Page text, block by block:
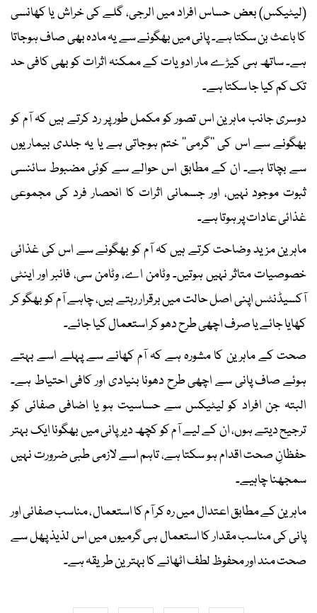
(لیٹیکس) بعض حساس افراد میں الرجی، گلے کی خراش یا کھانسی
کا باعث بن سکتا ہے۔ پانی میں بھگونے سے یہ مادہ بھی صاف ہوجاتا
ہے۔ ساتھ ہی کیڑے مار ادویات کے ممکنہ اثرات کو بھی کافی حد
تک کم کیا جا سکتا ہے۔
دوسری جانب ماہرین اس تصور کو مکمل طور پر رد کرتے ہیں کہ آم کو
بھگونے سے اس کی ’’گرمی‘‘ ختم ہوجاتی ہے یا یہ جلدی بیماریوں
سے بچاتا ہے۔ ان کے مطابق اس حوالے سے کوئی مضبوط سائنسی
ثبوت موجود نہیں، اور جسمانی اثرات کا انحصار فرد کی مجموعی
غذائی عادات پر ہوتا ہے۔
ماہرین مزید وضاحت کرتے ہیں کہ آم کو بھگونے سے اس کی غذائی
خصوصیات متاثر نہیں ہوتیں۔ وٹامن اے، وٹامن سی، فائبر اور اینٹی
آکسیڈنٹس اپنی اصل حالت میں برقرار رہتے ہیں، چاہے آم کو بھگو کر
کھایا جائے یا صرف اچھی طرح دھو کر استعمال کیا جائے۔
صحت کے ماہرین کا مشورہ ہے کہ آم کھانے سے پہلے اسے بہتے
ہوئے صاف پانی سے اچھی طرح دھونا بنیادی اور کافی احتیاط ہے۔
البتہ جن افراد کو لیٹیکس سے حساسیت ہو یا اضافی صفائی کو
ترجیح دیتے ہوں، ان کے لیے آم کو کچھ دیر پانی میں بھگونا ایک بہتر
حفظانِ صحت اقدام ہو سکتا ہے، تاہم اسے لازمی طبی ضرورت نہیں
سمجھنا چاہیے۔
ماہرین کے مطابق اعتدال میں رہ کر آم کا استعمال، مناسب صفائی اور
پانی کی مناسب مقدار کا استعمال ہی گرمیوں میں اس لذیذ پھل سے
صحت مند اور محفوظ لطف اٹھانے کا بہترین طریقہ ہے۔